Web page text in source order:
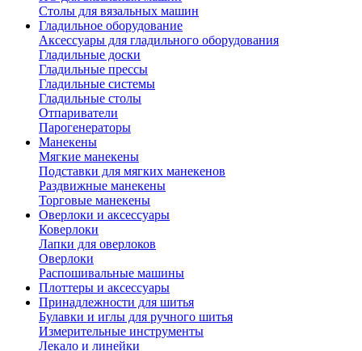
Столы для вязальных машин
Гладильное оборудование
Аксессуары для гладильного оборудования
Гладильные доски
Гладильные прессы
Гладильные системы
Гладильные столы
Отпариватели
Парогенераторы
Манекены
Мягкие манекены
Подставки для мягких манекенов
Раздвижные манекены
Торговые манекены
Оверлоки и аксессуары
Коверлоки
Лапки для оверлоков
Оверлоки
Распошивальные машины
Плоттеры и аксессуары
Принадлежности для шитья
Булавки и иглы для ручного шитья
Измерительные инструменты
Лекало и линейки